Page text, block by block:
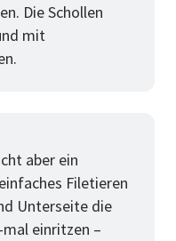
Die Schollen
mit
aber ein
Filetieren
Unterseite die
einritzen –